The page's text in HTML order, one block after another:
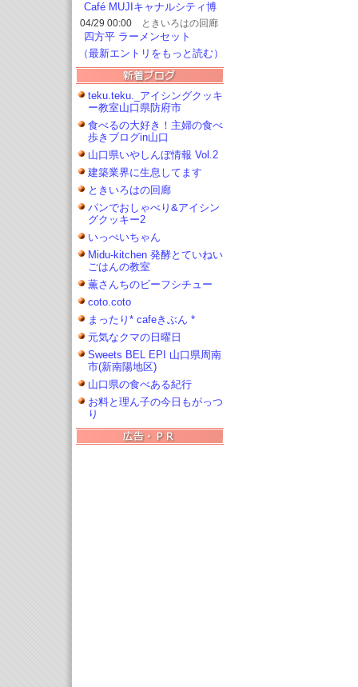
Café MUJIキャナルシティ博
多 クリームソーダ
04/29 00:00 ときいろはの回廊
四方平 ラーメンセット
（最新エントリをもっと読む）
teku.teku._アイシングクッキ
ー教室山口県防府市
食べるの大好き！主婦の食べ
歩きブログin山口
山口県いやしんぼ情報 Vol.2
建築業界に生息してます
ときいろはの回廊
パンでおしゃべり&アイシン
グクッキー2
いっぺいちゃん
Midu-kitchen 発酵とていねい
ごはんの教室
薫さんちのビーフシチュー
coto.coto
まったり* cafeきぶん *
元気なクマの日曜日
Sweets BEL EPI 山口県周南
市(新南陽地区)
山口県の食べある紀行
お料と理ん子の今日もがっつ
り